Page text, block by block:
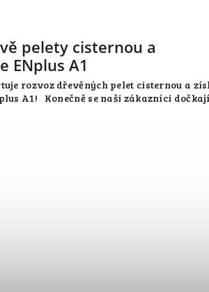
pelety cisternou a
ENplus A1
rozvoz dřevěných pelet cisternou a
A1! Konečně se naši zákazníci